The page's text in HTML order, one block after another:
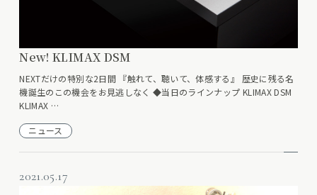
New! KLIMAX DSM
NEXTだけの特別な2日間 『触れて、聴いて、体感する』 歴史に残る名
機誕生のこの機会をお見逃しなく ◆当日のラインナップ KLIMAX DSM
KLIMAX …
ニュース
2021.05.17